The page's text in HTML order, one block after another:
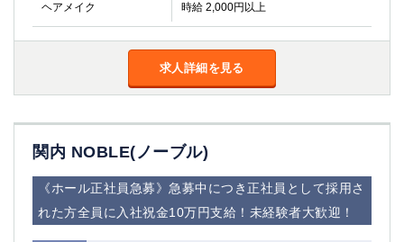
ヘアメイク 時給 2,000円以上
求人詳細を見る
関内 NOBLE(ノーブル)
《ホール正社員急募》急募中につき正社員として採用さ
れた方全員に入社祝金10万円支給！未経験者大歓迎！
久米川
市川
西麻布
川崎
溝の口
本厚木
新横浜
藤沢
平塚
武蔵小杉
橋本